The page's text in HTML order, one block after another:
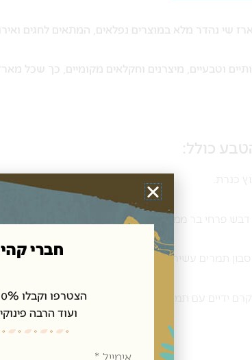
שי נהדר מלא במוצרים נפלאים, המתאים לחגים
וטבעיים, מיצרנים וחקלאים מקומיים, כך שכל
כולל:
תמרים עשיר בתמציות ושמנים החיוניים לעור.
ידיים עם תמציות ושמנים מרימון לגמישות וחיוניות
חברי
הצטרפו וקבלו 10% הנחה לרכישה ראשונה באתר
ועוד הרבה